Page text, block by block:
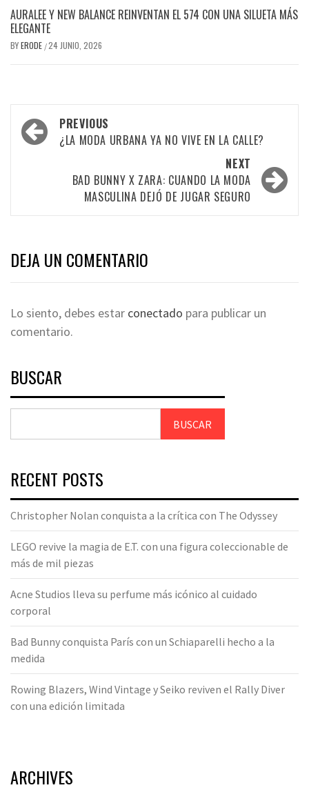
AURALEE Y NEW BALANCE REINVENTAN EL 574 CON UNA SILUETA MÁS
ELEGANTE
BYERODE /24 JUNIO, 2026
PREVIOUS
¿LA MODA URBANA YA NO VIVE EN LA CALLE?
NEXT
BAD BUNNY X ZARA: CUANDO LA MODA
MASCULINA DEJÓ DE JUGAR SEGURO
DEJA UN COMENTARIO
Lo siento, debes estar conectado para publicar un
comentario.
BUSCAR
BUSCAR
RECENT POSTS
Christopher Nolan conquista a la crítica con The Odyssey
LEGO revive la magia de E.T. con una figura coleccionable de
más de mil piezas
Acne Studios lleva su perfume más icónico al cuidado
corporal
Bad Bunny conquista París con un Schiaparelli hecho a la
medida
Rowing Blazers, Wind Vintage y Seiko reviven el Rally Diver
con una edición limitada
ARCHIVES